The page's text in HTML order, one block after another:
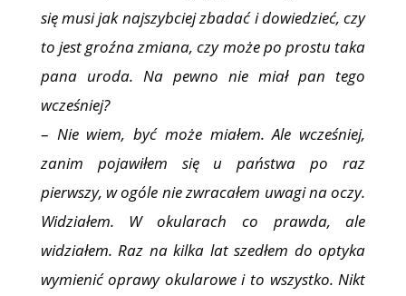
się musi jak najszybciej zbadać i dowiedzieć, czy
to jest groźna zmiana, czy może po prostu taka
pana uroda. Na pewno nie miał pan tego
wcześniej?
– Nie wiem, być może miałem. Ale wcześniej,
zanim pojawiłem się u państwa po raz
pierwszy, w ogóle nie zwracałem uwagi na oczy.
Widziałem. W okularach co prawda, ale
widziałem. Raz na kilka lat szedłem do optyka
wymienić oprawy okularowe i to wszystko. Nikt